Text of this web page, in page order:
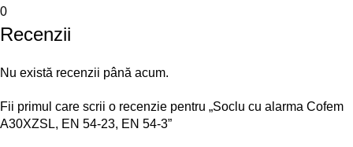
0
Recenzii
Nu există recenzii până acum.
Fii primul care scrii o recenzie pentru „Soclu cu alarma Cofem
A30XZSL, EN 54-23, EN 54-3”